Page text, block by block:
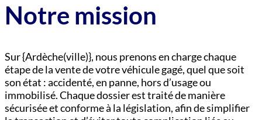
Notre mission
Sur {Ardèche(ville)}, nous prenons en charge chaque
étape de la vente de votre véhicule gagé, quel que soit
son état : accidenté, en panne, hors d’usage ou
immobilisé. Chaque dossier est traité de manière
sécurisée et conforme à la législation, afin de simplifier